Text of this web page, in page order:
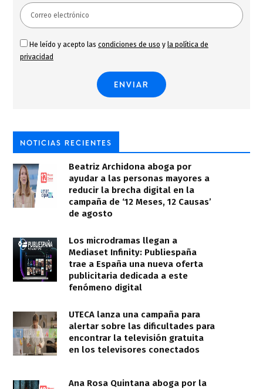
He leído y acepto las condiciones de uso y la política de
privacidad
NOTICIAS RECIENTES
Beatriz Archidona aboga por
ayudar a las personas mayores a
reducir la brecha digital en la
campaña de ‘12 Meses, 12 Causas’
de agosto
Los microdramas llegan a
Mediaset Infinity: Publiespaña
trae a España una nueva oferta
publicitaria dedicada a este
fenómeno digital
UTECA lanza una campaña para
alertar sobre las dificultades para
encontrar la televisión gratuita
en los televisores conectados
Ana Rosa Quintana aboga por la